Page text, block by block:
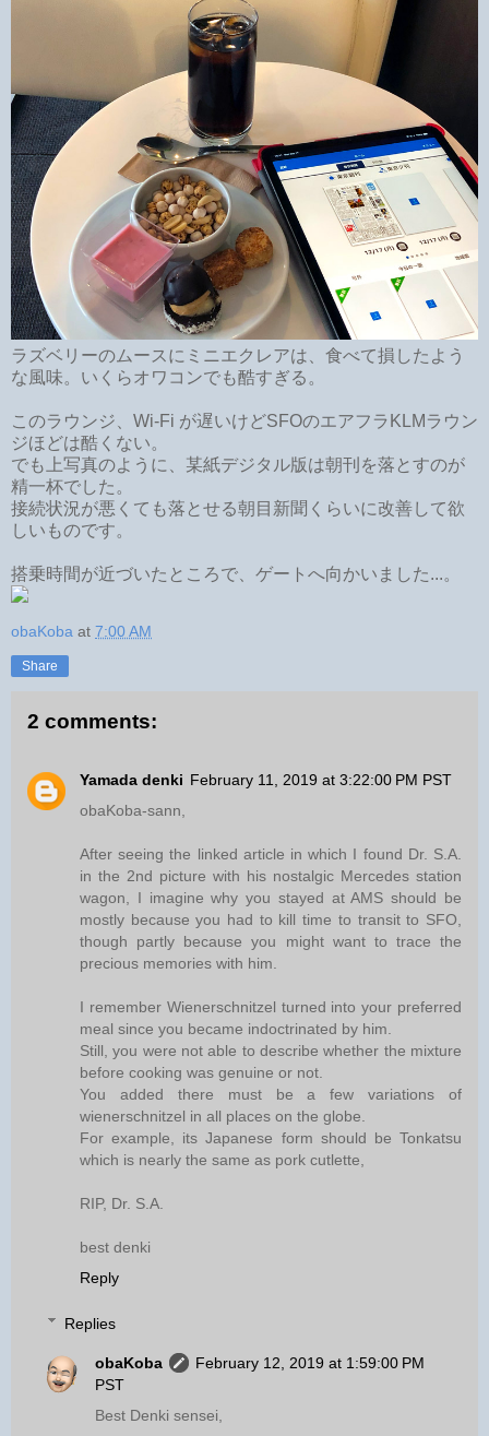
ラズベリーのムースにミニエクレアは、食べて損したよう
な風味。いくらオワコンでも酷すぎる。
このラウンジ、Wi-Fi が遅いけどSFOのエアフラKLMラウン
ジほどは酷くない。
でも上写真のように、某紙デジタル版は朝刊を落とすのが
精一杯でした。
接続状況が悪くても落とせる朝目新聞くらいに改善して欲
しいものです。
搭乗時間が近づいたところで、ゲートへ向かいました...。
obaKoba at 7:00 AM
Share
2 comments:
Yamada denki February 11, 2019 at 3:22:00 PM PST
obaKoba-sann,
After seeing the linked article in which I found Dr. S.A.
in the 2nd picture with his nostalgic Mercedes station
wagon, I imagine why you stayed at AMS should be
mostly because you had to kill time to transit to SFO,
though partly because you might want to trace the
precious memories with him.
I remember Wienerschnitzel turned into your preferred
meal since you became indoctrinated by him.
Still, you were not able to describe whether the mixture
before cooking was genuine or not.
You added there must be a few variations of
wienerschnitzel in all places on the globe.
For example, its Japanese form should be Tonkatsu
which is nearly the same as pork cutlette,
RIP, Dr. S.A.
best denki
Reply
Replies
obaKoba
February 12, 2019 at 1:59:00 PM
PST
Best Denki sensei,